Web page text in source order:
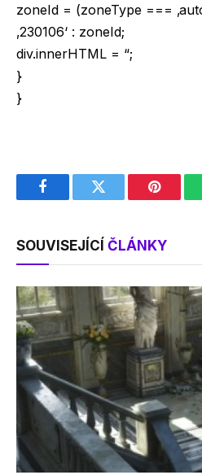
zoneId = (zoneType ===
‚230106‘ : zoneId;
div.innerHTML = “;
}
}
FacebookTwitter
SOUVISEJÍCÍ ČLÁNKY